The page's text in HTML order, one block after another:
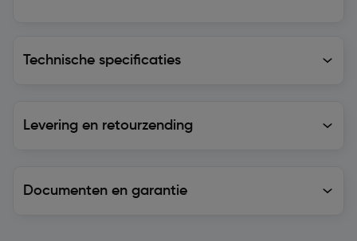
Technische specificaties
Levering en retourzending
Documenten en garantie